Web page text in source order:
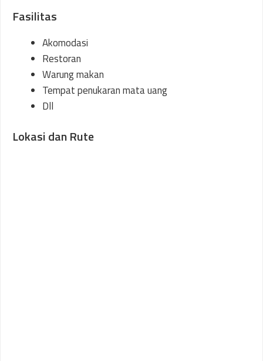
Fasilitas
Akomodasi
Restoran
Warung makan
Tempat penukaran mata uang
Dll
Lokasi dan Rute